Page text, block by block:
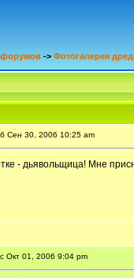
-> Фотогалерея
Сен 30, 2006 10:25 am
- дьявольщица! Мне
Окт 01, 2006 9:04 pm